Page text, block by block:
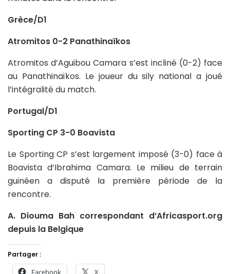
Grèce/D1
Atromitos 0-2 Panathinaïkos
Atromitos d’Aguibou Camara s’est incliné (0-2) face
au Panathinaïkos. Le joueur du sily national a joué
l’intégralité du match.
Portugal/D1
Sporting CP 3-0 Boavista
Le Sporting CP s’est largement imposé (3-0) face à
Boavista d’Ibrahima Camara. Le milieu de terrain
guinéen a disputé la première période de la
rencontre.
A. Diouma Bah correspondant d’Africasport.org
depuis la Belgique
Partager :
Facebook X